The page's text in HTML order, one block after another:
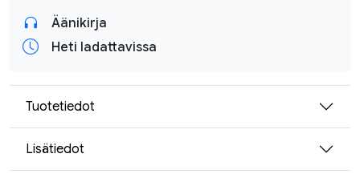
Äänikirja
Heti ladattavissa
Tuotetiedot
Lisätiedot